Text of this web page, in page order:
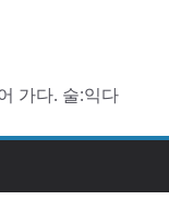
가다. 술:익다